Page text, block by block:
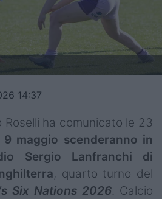
14:37
Roselli ha comunicato le 23
9 maggio scenderanno in
Sergio Lanfranchi di
, quarto turno del
Six Nations 2026. Calcio